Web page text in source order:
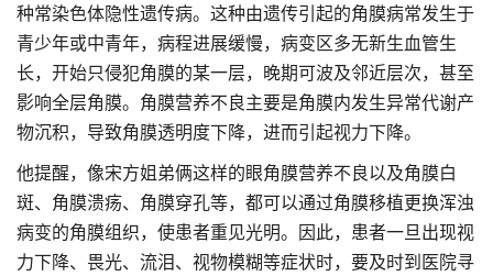
种常染色体隐性遗传病。这种由遗传引起的角膜病常发生于
青少年或中青年，病程进展缓慢，病变区多无新生血管生
长，开始只侵犯角膜的某一层，晚期可波及邻近层次，甚至
影响全层角膜。角膜营养不良主要是角膜内发生异常代谢产
物沉积，导致角膜透明度下降，进而引起视力下降。
他提醒，像宋方姐弟俩这样的眼角膜营养不良以及角膜白
斑、角膜溃疡、角膜穿孔等，都可以通过角膜移植更换浑浊
病变的角膜组织，使患者重见光明。因此，患者一旦出现视
力下降、畏光、流泪、视物模糊等症状时，要及时到医院寻